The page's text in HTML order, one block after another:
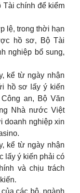
Tài chính để kiểm
lệ, trong thời hạn
hồ sơ, Bộ Tài
nghiệp bổ sung,
kể từ ngày nhận
hồ sơ lấy ý kiến
an, Bộ Văn
Nhà nước Việt
doanh nghiệp xin
kể từ ngày nhận
lấy ý kiến phải có
và chịu trách